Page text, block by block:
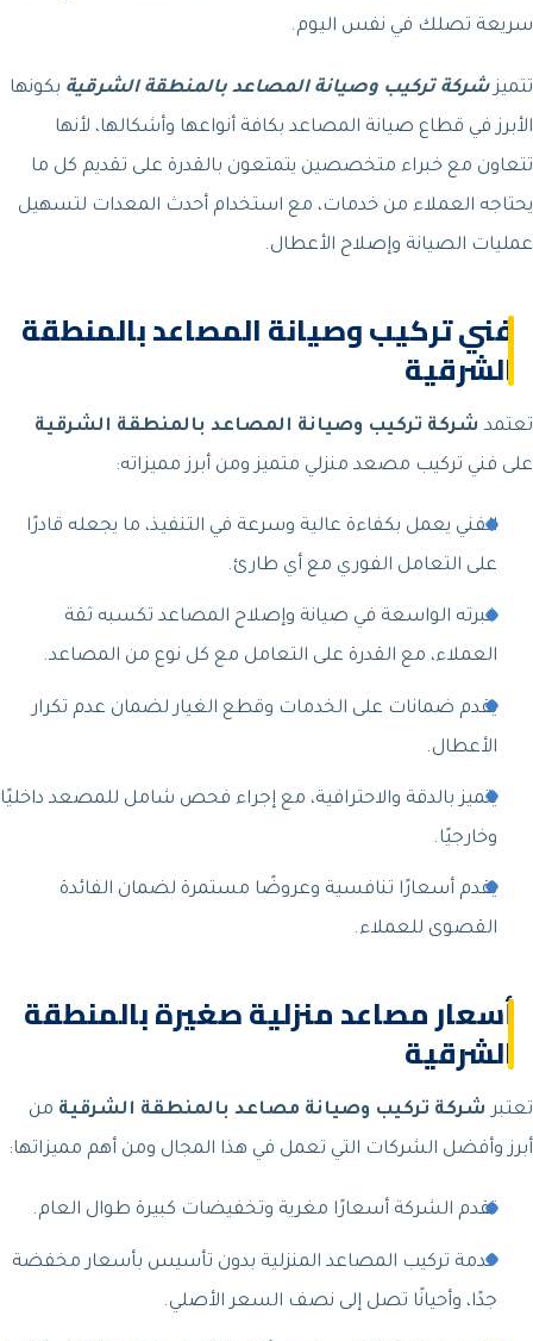
سريعة تصلك في نفس اليوم.
تتميزشركة تركيب وصيانة المصاعد بالمنطقة الشرقية بكونها
الأبرز في قطاع صيانة المصاعد بكافة أنواعها وأشكالها، لأنها
تتعاون مع خبراء متخصصين يتمتعون بالقدرة على تقديم كل ما
يحتاجه العملاء من خدمات، مع استخدام أحدث المعدات لتسهيل
عمليات الصيانة وإصلاح الأعطال.
فني تركيب وصيانة المصاعد بالمنطقة
الشرقية
تعتمد شركة تركيب وصيانة المصاعد بالمنطقة الشرقية
على فني تركيب مصعد منزلي متميز ومن أبرز مميزاته:
الفني يعمل بكفاءة عالية وسرعة في التنفيذ، ما يجعله قادرًا
على التعامل الفوري مع أي طارئ.
خبرته الواسعة في صيانة وإصلاح المصاعد تكسبه ثقة
العملاء، مع القدرة على التعامل مع كل نوع من المصاعد.
يقدم ضمانات على الخدمات وقطع الغيار لضمان عدم تكرار
الأعطال.
يتميز بالدقة والاحترافية، مع إجراء فحص شامل للمصعد داخليًا
وخارجيًا.
يقدم أسعارًا تنافسية وعروضًا مستمرة لضمان الفائدة
القصوى للعملاء.
أسعار مصاعد منزلية صغيرة بالمنطقة
الشرقية
تعتبر شركة تركيب وصيانة مصاعد بالمنطقة الشرقية من
أبرز وأفضل الشركات التي تعمل في هذا المجال ومن أهم مميزاتها:
تقدم الشركة أسعارًا مغرية وتخفيضات كبيرة طوال العام.
خدمة تركيب المصاعد المنزلية بدون تأسيس بأسعار مخفضة
جدًا، وأحيانًا تصل إلى نصف السعر الأصلي.